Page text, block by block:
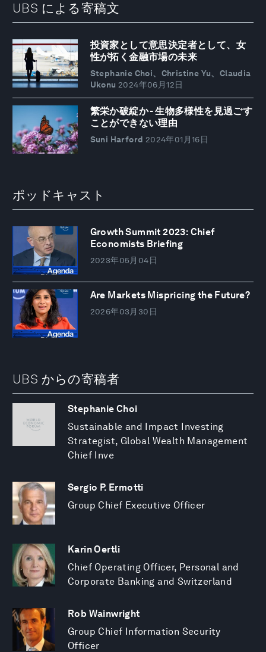
UBS による寄稿文
投資家として意思決定者として、女
性が拓く金融市場の未来
Stephanie Choi、Christine Yu、Claudia
Ukonu 2024年06月12日
繁栄か破綻か - 生物多様性を見過ごす
ことができない理由
Suni Harford 2024年01月16日
ポッドキャスト
Growth Summit 2023: Chief
Economists Briefing
2023年05月04日
Are Markets Mispricing the Future?
2026年03月30日
UBS からの寄稿者
Stephanie Choi
Sustainable and Impact Investing
Strategist, Global Wealth Management
Chief Inve
Sergio P. Ermotti
Group Chief Executive Officer
Karin Oertli
Chief Operating Officer, Personal and
Corporate Banking and Switzerland
Rob Wainwright
Group Chief Information Security
Officer